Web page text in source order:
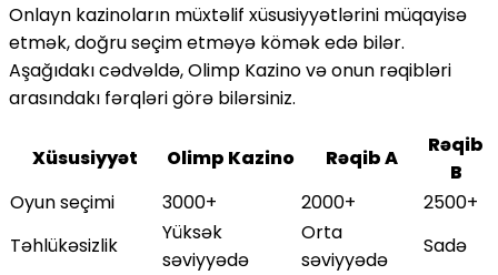
Onlayn kazinoların müxtəlif xüsusiyyətlərini müqayisə
etmək, doğru seçim etməyə kömək edə bilər.
Aşağıdakı cədvəldə, Olimp Kazino və onun rəqibləri
arasındakı fərqləri görə bilərsiniz.
Xüsusiyyət Olimp Kazino Rəqib A
Rəqib
B
Oyun seçimi
3000+ 2000+
2500+
Təhlükəsizlik
Yüksək
səviyyədə
Orta
səviyyədə
Sadə